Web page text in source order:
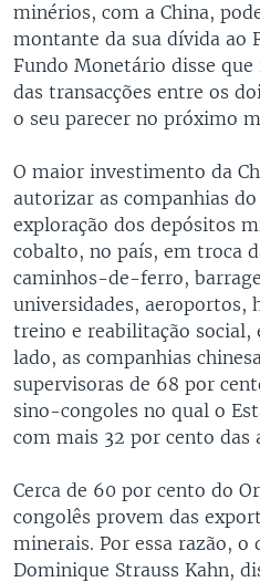
minérios, com a China,
montante da sua dívida ao
Fundo Monetário disse
das transacções entre os
o seu parecer no próximo
O maior investimento da
autorizar as companhias
exploração dos depósitos
cobalto, no país, em troca
caminhos-de-ferro,
universidades, aeroportos,
treino e reabilitação social,
lado, as companhias
supervisoras de 68 por
sino-congoles no qual o
com mais 32 por cento das
Cerca de 60 por cento do
congolês provem das
minerais. Por essa razão,
Dominique Strauss Kahn,